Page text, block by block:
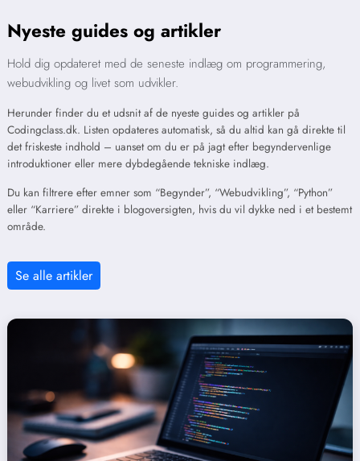
Nyeste guides og artikler
Hold dig opdateret med de seneste indlæg om programmering,
webudvikling og livet som udvikler.
Herunder finder du et udsnit af de nyeste guides og artikler på
Codingclass.dk. Listen opdateres automatisk, så du altid kan gå direkte til
det friskeste indhold – uanset om du er på jagt efter begyndervenlige
introduktioner eller mere dybdegående tekniske indlæg.
Du kan filtrere efter emner som “Begynder”, “Webudvikling”, “Python”
eller “Karriere” direkte i blogoversigten, hvis du vil dykke ned i et bestemt
område.
Se alle artikler